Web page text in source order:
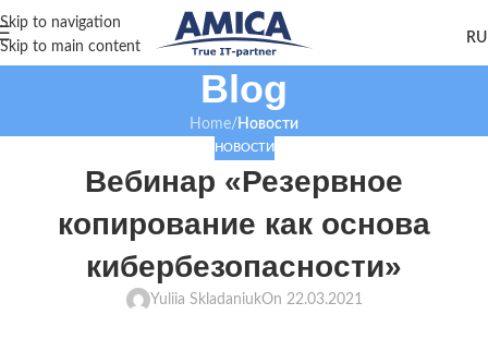
Skip to navigation
Skip to main content
Blog
Home/ Новости
НОВОСТИ
Вебинар «Резервное
копирование как основа
кибербезопасности»
Yuliia SkladaniukOn 22.03.2021